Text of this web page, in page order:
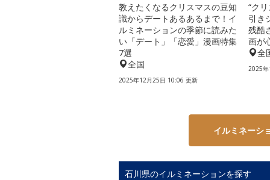
教えたくなるクリスマスの豆知
識からデートあるあるまで！イ
ルミネーションの季節に読みた
い「デート」「恋愛」漫画特集
7選
全国
2025年12月25日 10:06 更新
“ク
引き
残酷
画が
全
2025
イルミネーシ
石川県のイルミネーションを探す